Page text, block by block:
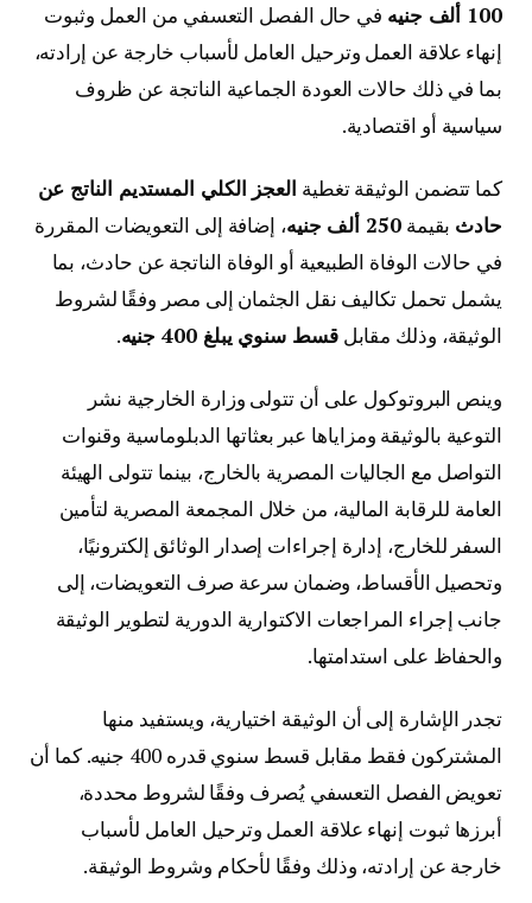
100 ألف جنيه
في حال الفصل التعسفي من العمل وثبوت
إنهاء علاقة العمل وترحيل العامل لأسباب خارجة عن إرادته،
بما في ذلك حالات العودة الجماعية الناتجة عن ظروف
سياسية أو اقتصادية.
كما تتضمن الوثيقة تغطية العجز الكلي المستديم الناتج عن
حادث بقيمة250 ألف جنيه
، إضافة إلى التعويضات المقررة
في حالات الوفاة الطبيعية أو الوفاة الناتجة عن حادث، بما
يشمل تحمل تكاليف نقل الجثمان إلى مصر وفقًا لشروط
الوثيقة، وذلك مقابلقسط سنوي يبلغ 400 جنيه .
وينص البروتوكول على أن تتولى وزارة الخارجية نشر
التوعية بالوثيقة ومزاياها عبر بعثاتها الدبلوماسية وقنوات
التواصل مع الجاليات المصرية بالخارج، بينما تتولى الهيئة
العامة للرقابة المالية، من خلال المجمعة المصرية لتأمين
السفر للخارج، إدارة إجراءات إصدار الوثائق إلكترونيًا،
وتحصيل الأقساط، وضمان سرعة صرف التعويضات، إلى
جانب إجراء المراجعات الاكتوارية الدورية لتطوير الوثيقة
والحفاظ على استدامتها.
تجدر الإشارة إلى أن الوثيقة اختيارية، ويستفيد منها
المشتركون فقط مقابل قسط سنوي قدره 400 جنيه. كما أن
تعويض الفصل التعسفي يُصرف وفقًا لشروط محددة،
أبرزها ثبوت إنهاء علاقة العمل وترحيل العامل لأسباب
خارجة عن إرادته، وذلك وفقًا لأحكام وشروط الوثيقة.